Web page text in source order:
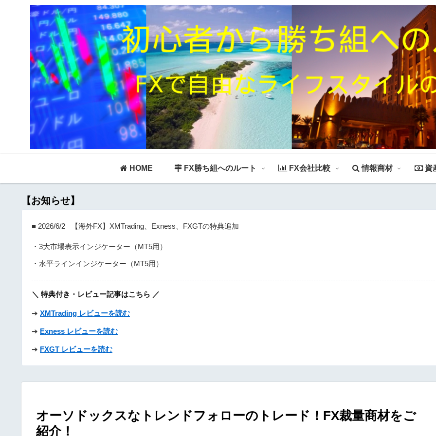
HOME FX勝ち組へのルート FX会社比較 情報商材 資
【お知らせ】
■ 2026/6/2 【海外FX】XMTrading、Exness、FXGTの特典追加
・3大市場表示インジケーター（MT5用）
・水平ラインインジケーター（MT5用）
＼ 特典付き・レビュー記事はこちら ／
➔ XMTrading レビューを読む
➔ Exness レビューを読む
➔ FXGT レビューを読む
オーソドックスなトレンドフォローのトレード！FX裁量商材をご
紹介！